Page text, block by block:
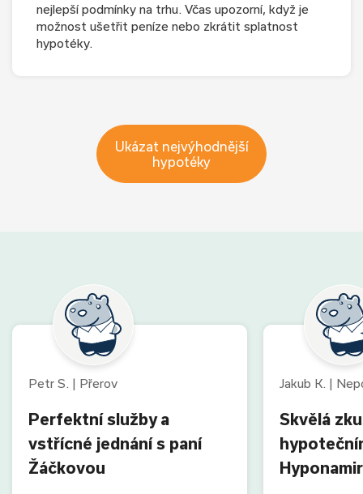
nejlepší podmínky na trhu. Včas upozorní, když je
možnost ušetřit peníze nebo zkrátit splatnost
hypotéky.
Ukázat nejvýhodnější
hypotéky
Petr S. | Přerov
Perfektní služby a
vstřícné jednání s paní
Žáčkovou
Jakub K. |
Skvělá